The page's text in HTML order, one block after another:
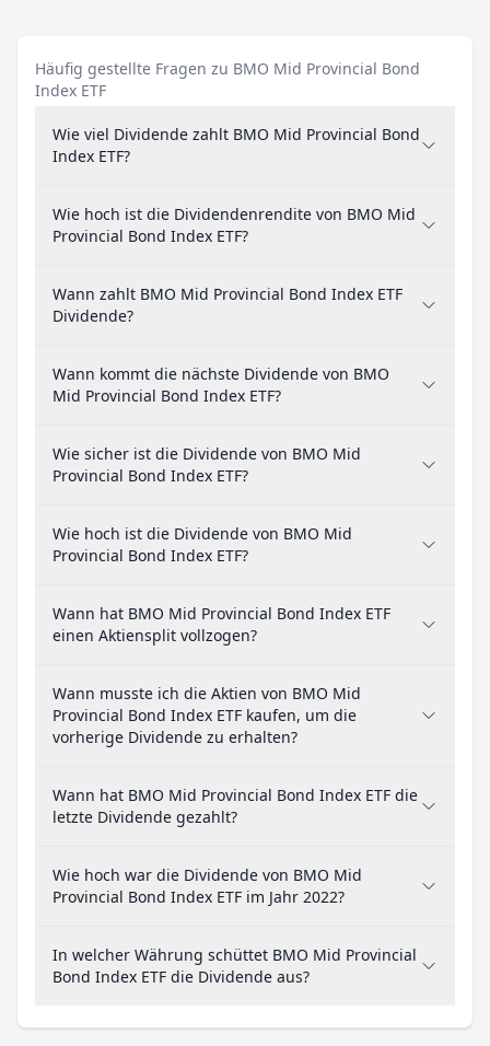
Häufig gestellte Fragen zu BMO Mid Provincial Bond
Index ETF
Wie viel Dividende zahlt BMO Mid Provincial Bond
Index ETF?
Wie hoch ist die Dividendenrendite von BMO Mid
Provincial Bond Index ETF?
Wann zahlt BMO Mid Provincial Bond Index ETF
Dividende?
Wann kommt die nächste Dividende von BMO
Mid Provincial Bond Index ETF?
Wie sicher ist die Dividende von BMO Mid
Provincial Bond Index ETF?
Wie hoch ist die Dividende von BMO Mid
Provincial Bond Index ETF?
Wann hat BMO Mid Provincial Bond Index ETF
einen Aktiensplit vollzogen?
Wann musste ich die Aktien von BMO Mid
Provincial Bond Index ETF kaufen, um die
vorherige Dividende zu erhalten?
Wann hat BMO Mid Provincial Bond Index ETF die
letzte Dividende gezahlt?
Wie hoch war die Dividende von BMO Mid
Provincial Bond Index ETF im Jahr 2022?
In welcher Währung schüttet BMO Mid Provincial
Bond Index ETF die Dividende aus?